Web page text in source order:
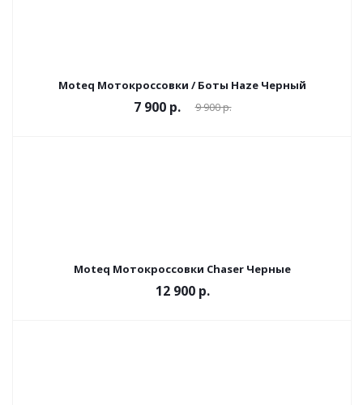
Moteq Мотокроссовки / Боты Haze Черный
7 900 р. 9 900 р.
Moteq Мотокроссовки Chaser Черные
12 900 р.